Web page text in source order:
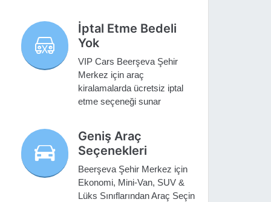
İptal Etme Bedeli
Yok
VIP Cars Beerşeva Şehir
Merkez için araç
kiralamalarda ücretsiz iptal
etme seçeneği sunar
Geniş Araç
Seçenekleri
Beerşeva Şehir Merkez için
Ekonomi, Mini-Van, SUV &
Lüks Sınıflarından Araç Seçin